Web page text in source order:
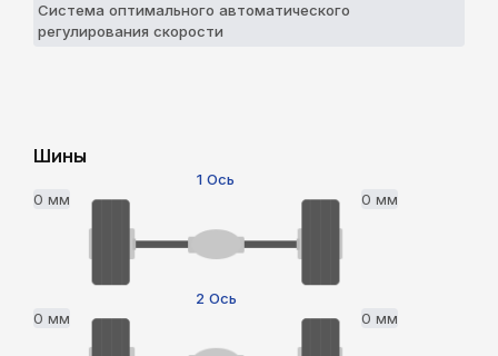
Система оптимального автоматического
регулирования скорости
Шины
1 Ось
0 мм
0 мм
2 Ось
0 мм
0 мм